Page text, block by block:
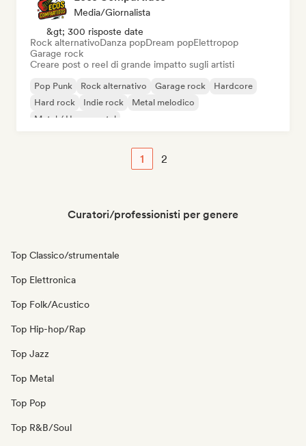
Media/Giornalista
&gt; 300 risposte date
Rock alternativoDanza popDream popElettropop
Garage rock
Creare post o reel di grande impatto sugli artisti
Pop Punk Rock alternativo Garage rock
Hardcore
Hard rock
Indie rock
Metal melodico
Metal / Heavy metal
1 2
Curatori/professionisti per genere
Top Classico/strumentale
Top Elettronica
Top Folk/Acustico
Top Hip-hop/Rap
Top Jazz
Top Metal
Top Pop
Top R&B/Soul